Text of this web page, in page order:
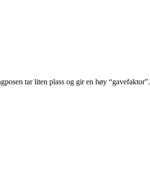
tar liten plass og gir en høy “gavefaktor”.